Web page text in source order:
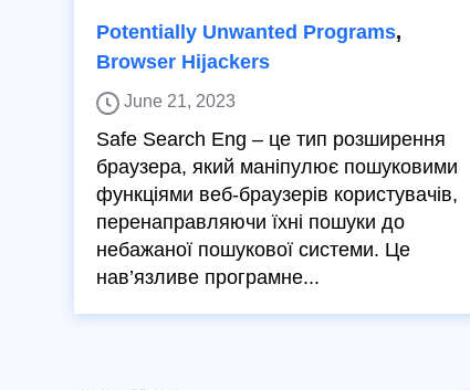
Potentially Unwanted Programs,
Browser Hijackers
June 21, 2023
Safe Search Eng – це тип розширення
браузера, який маніпулює пошуковими
функціями веб-браузерів користувачів,
перенаправляючи їхні пошуки до
небажаної пошукової системи. Це
нав’язливе програмне...